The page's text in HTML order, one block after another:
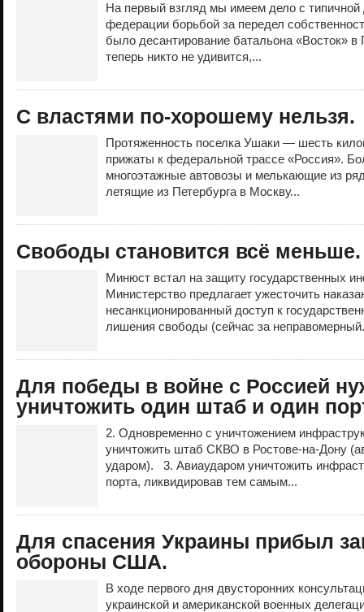
На первый взгляд мы имеем дело с типичной
федерации борьбой за передел
было десантирование батальона «Восток» в
теперь никто не удивится,...
С властями по-хорошему нельзя.
Протяженность поселка Ушаки — шесть
прижаты к федеральной трассе «Россия».
многоэтажные автовозы и мелькающие из
летящие из Петербурга в Москву...
Свободы становится всё меньше.
Минюст встал на защиту государственных
Министерство предлагает ужесточить
несанкционированный доступ к
лишения свободы (сейчас за
Для победы в войне с Россией
уничтожить один штаб и один
2. Одновременно с уничтожением
уничтожить штаб СКВО в Ростове-на-Дону
ударом). 3. Авиаударом уничтожить
порта, ликвидировав тем самым...
Для спасения Украины прибыл
обороны США.
В ходе первого дня двусторонних
украинской и американской военных